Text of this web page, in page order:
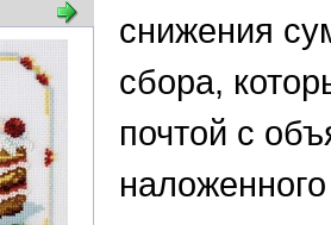
снижения
сбора,
почтой с